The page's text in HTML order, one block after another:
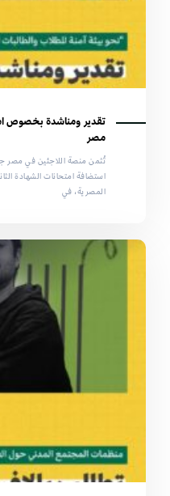
تقدير ومناشدة بخصوص
مصر
تُثمن منصة اللاجئين في مصر
استضافة امتحانات الشهادة
المصرية، في